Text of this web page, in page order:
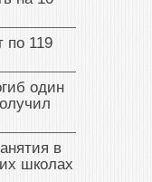
по 119
один
в
школах